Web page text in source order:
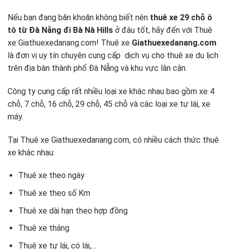
Nếu bạn đang băn khoăn không biết nên thuê xe 29 chỗ ô
tô từ Đà Nẵng đi Bà Nà Hills ở đâu tốt, hãy đến với Thuê
xe Giathuexedanang.com! Thuê xe Giathuexedanang.com
là đơn vị uy tín chuyên cung cấp dịch vụ cho thuê xe du lịch
trên địa bàn thành phố Đà Nẵng và khu vực lân cận.
Công ty cung cấp rất nhiều loại xe khác nhau bao gồm xe 4
chỗ, 7 chỗ, 16 chỗ, 29 chỗ, 45 chỗ và các loại xe tự lái, xe
máy.
Tại Thuê xe Giathuexedanang.com, có nhiều cách thức thuê
xe khác nhau:
Thuê xe theo ngày
Thuê xe theo số Km
Thuê xe dài hạn theo hợp đồng
Thuê xe tháng
Thuê xe tự lái, có lái,…